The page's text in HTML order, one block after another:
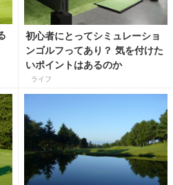
初心者にとってシミュレーショ
ンゴルフってあり？ 気を付けた
いポイントはあるのか
ライフ